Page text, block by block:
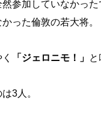
参加していなかっ
った倫敦の若大将。
「ジェロニモ！」 と
3人。